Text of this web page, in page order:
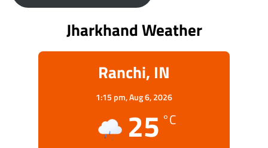
Jharkhand Weather
Ranchi, IN
1:15 pm,Aug 6, 2026
25 °C